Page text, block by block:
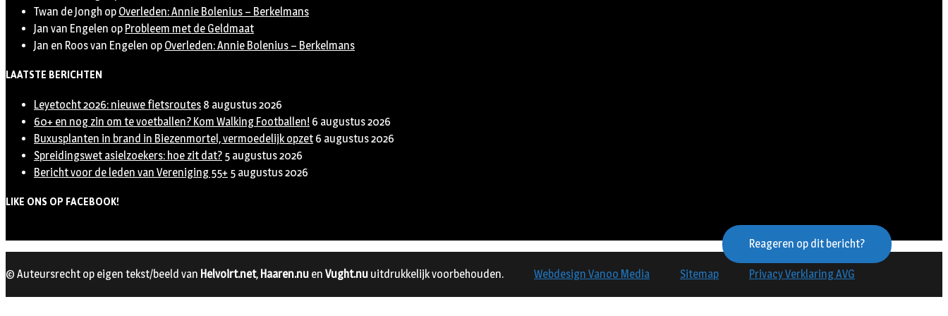
Twan de Jongh op Overleden: Annie Bolenius – Berkelmans
Jan van Engelen op Probleem met de Geldmaat
Jan en Roos van Engelen op Overleden: Annie Bolenius – Berkelmans
LAATSTE BERICHTEN
Leyetocht 2026: nieuwe fietsroutes 8 augustus 2026
60+ en nog zin om te voetballen? Kom Walking Footballen! 6 augustus 2026
Buxusplanten in brand in Biezenmortel, vermoedelijk opzet 6 augustus 2026
Spreidingswet asielzoekers: hoe zit dat? 5 augustus 2026
Bericht voor de leden van Vereniging 55+ 5 augustus 2026
LIKE ONS OP FACEBOOK!
Reageren op dit bericht?
© Auteursrecht op eigen tekst/beeld van Helvoirt.net, Haaren.nu en Vught.nu uitdrukkelijk voorbehouden. Webdesign Vanoo Media Sitemap Privacy Verklaring AVG